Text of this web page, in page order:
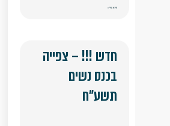
קרא עוד »
חדש !!! – צפייה
בכנס נשים
תשע"ח